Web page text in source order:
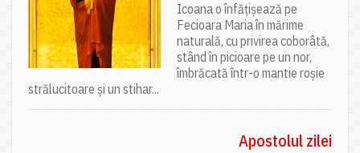
Icoana o înfățișează pe
Fecioara Maria în mărime
naturală, cu privirea coborâtă,
stând în picioare pe un nor,
îmbrăcată într-o mantie roșie
strălucitoare și un stihar...
Apostolul zilei